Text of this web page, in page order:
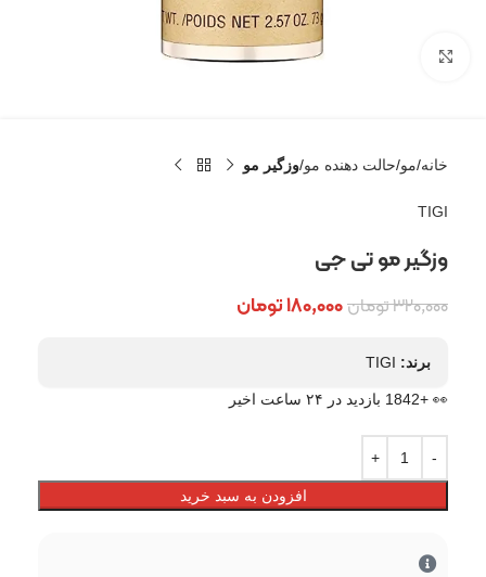
بزرگنمایی تصویر
خانه مو حالت دهنده مو وزگیر مو
TIGI
وزگیر مو تی جی
۳۲۰,۰۰۰تومان۱۸۰,۰۰۰تومان
برند:
👀 +1842 بازدید در ۲۴ ساعت اخیر
افزودن به سبد خرید